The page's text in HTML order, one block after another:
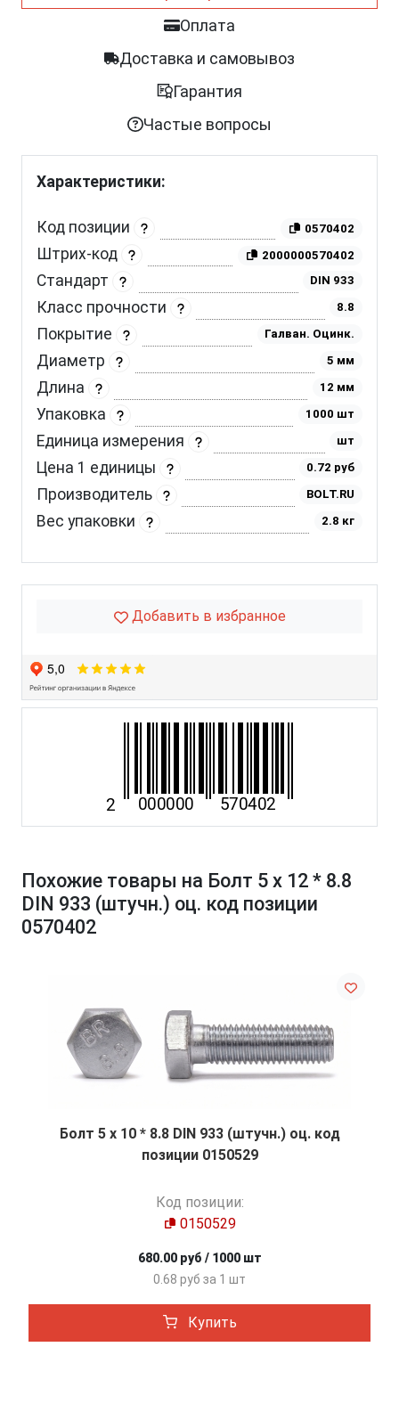
Оплата
Доставка и самовывоз
Гарантия
Частые вопросы
Характеристики:
Код позиции 0570402
Штрих-код 2000000570402
Стандарт DIN 933
Класс прочности 8.8
Покрытие Галван. Оцинк.
Диаметр 5 мм
Длина 12 мм
Упаковка 1000 шт
Единица измерения шт
Цена 1 единицы 0.72 руб
Производитель BOLT.RU
Вес упаковки 2.8 кг
Добавить в избранное
Похожие товары на Болт 5 х 12 * 8.8
DIN 933 (штучн.) оц. код позиции
0570402
Болт 5 х 10 * 8.8 DIN 933 (штучн.) оц. код
позиции 0150529
Код позиции:
0150529
680.00 руб / 1000 шт
0.68 руб за 1 шт
Купить